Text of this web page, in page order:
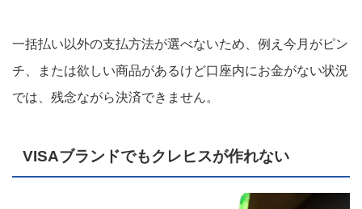
一括払い以外の支払方法が選べないため、例え今月がピン
チ、または欲しい商品があるけど口座内にお金がない状況
では、残念ながら決済できません。
VISAブランドでもクレヒスが作れない